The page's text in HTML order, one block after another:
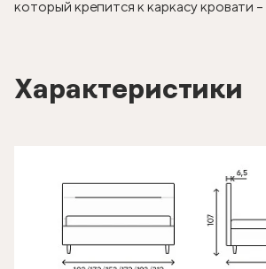
который крепится к каркасу кровати –
Характеристики